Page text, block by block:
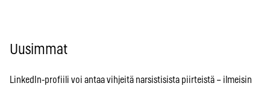
Uusimmat
LinkedIn-profiili voi antaa vihjeitä narsistisista piirteistä – ilmeisin